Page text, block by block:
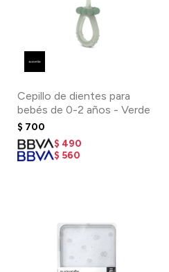
Cepillo de dientes para
bebés de 0-2 años - Verde
$ 700
$ 490
$ 560